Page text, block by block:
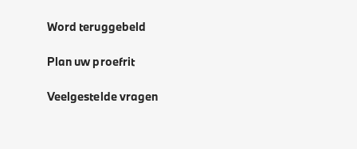
Word teruggebeld
Plan uw proefrit
Veelgestelde vragen